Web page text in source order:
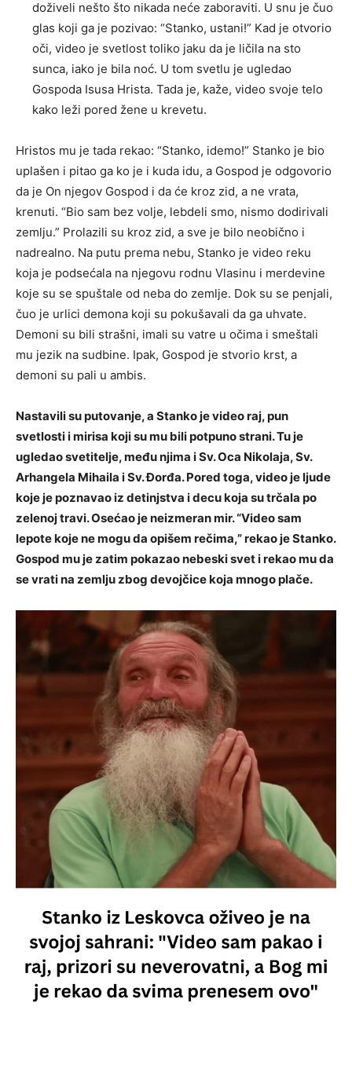
doživeli nešto što nikada neće zaboraviti. U snu je čuo
glas koji ga je pozivao: “Stanko, ustani!” Kad je otvorio
oči, video je svetlost toliko jaku da je ličila na sto
sunca, iako je bila noć. U tom svetlu je ugledao
Gospoda Isusa Hrista. Tada je, kaže, video svoje telo
kako leži pored žene u krevetu.
Hristos mu je tada rekao: “Stanko, idemo!” Stanko je bio
uplašen i pitao ga ko je i kuda idu, a Gospod je odgovorio
da je On njegov Gospod i da će kroz zid, a ne vrata,
krenuti. “Bio sam bez volje, lebdeli smo, nismo dodirivali
zemlju.” Prolazili su kroz zid, a sve je bilo neobično i
nadrealno. Na putu prema nebu, Stanko je video reku
koja je podsećala na njegovu rodnu Vlasinu i merdevine
koje su se spuštale od neba do zemlje. Dok su se penjali,
čuo je urlici demona koji su pokušavali da ga uhvate.
Demoni su bili strašni, imali su vatre u očima i smeštali
mu jezik na sudbine. Ipak, Gospod je stvorio krst, a
demoni su pali u ambis.
Nastavili su putovanje, a Stanko je video raj, pun
svetlosti i mirisa koji su mu bili potpuno strani. Tu je
ugledao svetitelje, među njima i Sv. Oca Nikolaja, Sv.
Arhangela Mihaila i Sv. Đorđa. Pored toga, video je ljude
koje je poznavao iz detinjstva i decu koja su trčala po
zelenoj travi. Osećao je neizmeran mir. “Video sam
lepote koje ne mogu da opišem rečima,” rekao je Stanko.
Gospod mu je zatim pokazao nebeski svet i rekao mu da
se vrati na zemlju zbog devojčice koja mnogo plače.